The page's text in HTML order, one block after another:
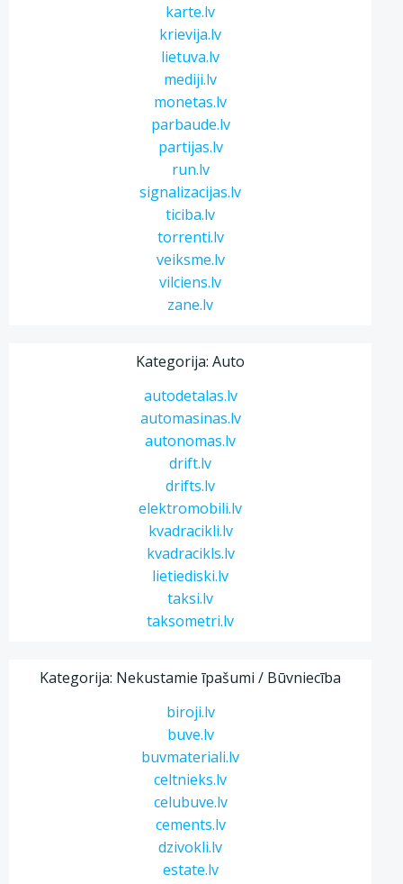
karte.lv
krievija.lv
lietuva.lv
mediji.lv
monetas.lv
parbaude.lv
partijas.lv
run.lv
signalizacijas.lv
ticiba.lv
torrenti.lv
veiksme.lv
vilciens.lv
zane.lv
Kategorija: Auto
autodetalas.lv
automasinas.lv
autonomas.lv
drift.lv
drifts.lv
elektromobili.lv
kvadracikli.lv
kvadracikls.lv
lietiediski.lv
taksi.lv
taksometri.lv
Kategorija: Nekustamie īpašumi / Būvniecība
biroji.lv
buve.lv
buvmateriali.lv
celtnieks.lv
celubuve.lv
cements.lv
dzivokli.lv
estate.lv